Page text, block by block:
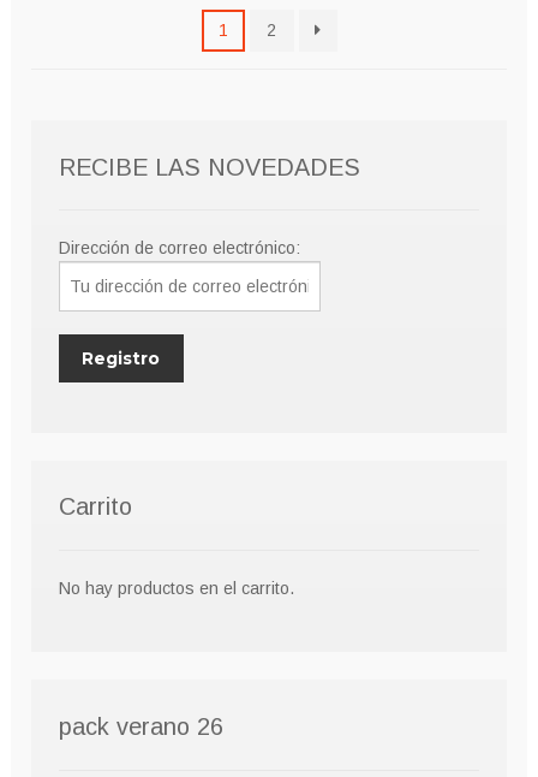
1 2
RECIBE LAS NOVEDADES
Dirección de correo electrónico:
Carrito
No hay productos en el carrito.
pack verano 26